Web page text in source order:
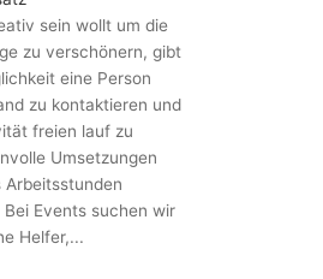
sein wollt um die
zu verschönern, gibt
eine Person
zu kontaktieren und
freien lauf zu
Umsetzungen
Arbeitsstunden
Events suchen wir
Helfer,...